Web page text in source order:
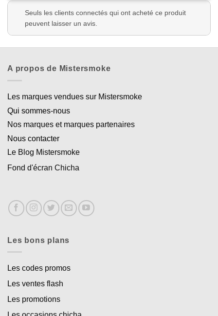
Seuls les clients connectés qui ont acheté ce produit
peuvent laisser un avis.
A propos de Mistersmoke
Les marques vendues sur Mistersmoke
Qui sommes-nous
Nos marques et marques partenaires
Nous contacter
Le Blog Mistersmoke
Fond d'écran Chicha
Les bons plans
Les codes promos
Les ventes flash
Les promotions